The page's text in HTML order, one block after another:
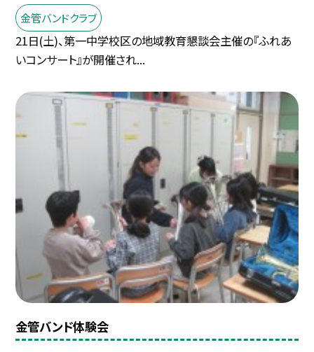
金管バンドクラブ
21日(土)、第一中学校区の地域教育懇談会主催の『ふれあ
いコンサート』が開催され...
金管バンド体験会